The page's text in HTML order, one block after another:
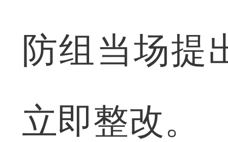
防组当场提
立即整改。